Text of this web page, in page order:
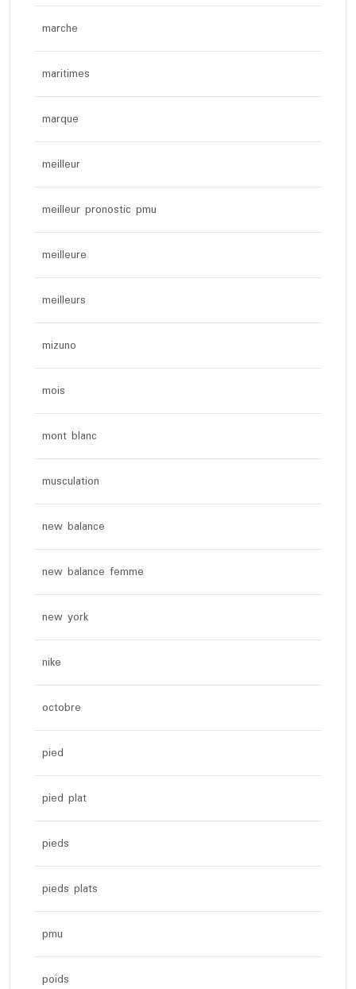
marche
maritimes
marque
meilleur
meilleur pronostic pmu
meilleure
meilleurs
mizuno
mois
mont blanc
musculation
new balance
new balance femme
new york
nike
octobre
pied
pied plat
pieds
pieds plats
pmu
poids